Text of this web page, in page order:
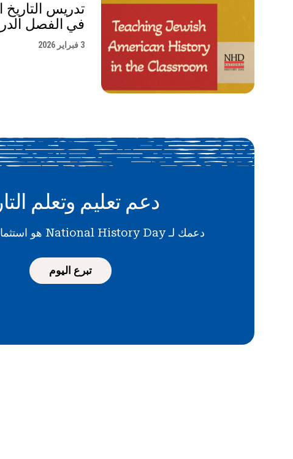
تدريس التاريخ
في الفصل
3 فبراير 2026
دعم تعليم وتعلم
دعمك لـ National History Day هو استثمار في المستقبل
تبرع اليوم